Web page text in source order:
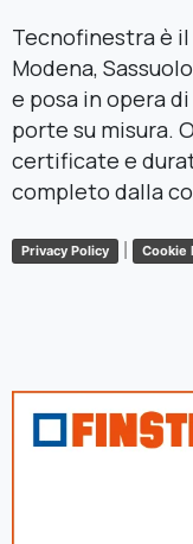
Tecnofinestra è
Modena,
e posa in opera
porte su misura.
certificate e
completo dalla
Privacy Policy Cookie